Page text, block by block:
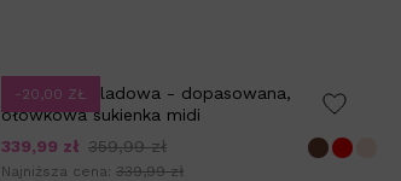
HEIDI czekoladowa - dopasowana,
ołówkowa sukienka midi
339,99 zł 359,99 zł
Najniższa cena: 339,99 zł
-20,00 ZŁ